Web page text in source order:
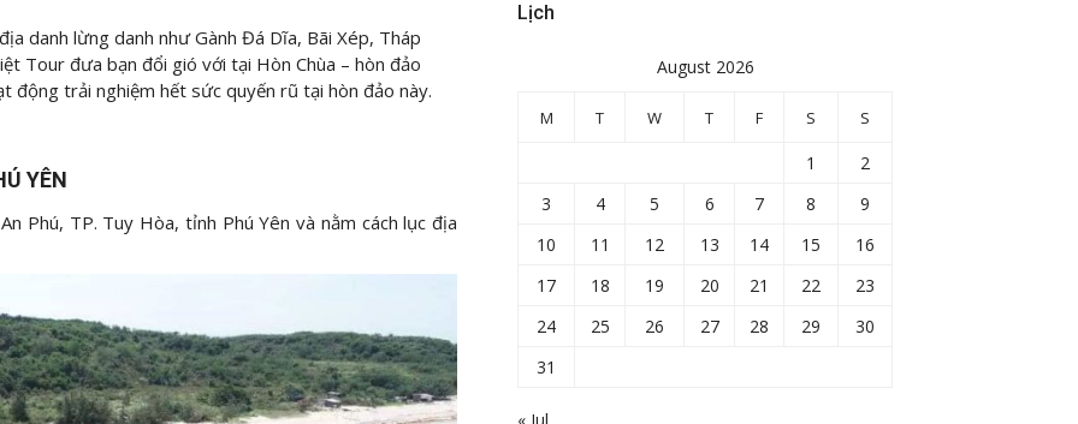
danh lừng danh như Gành Đá Dĩa, Bãi Xép, Tháp
Tour đưa bạn đổi gió với tại Hòn Chùa – hòn đảo
động trải nghiệm hết sức quyến rũ tại hòn đảo này.
YÊN
Phú, TP. Tuy Hòa, tỉnh Phú Yên và nằm cách lục địa
Lịch
August 2026
M T W T F S S
1
2
3
4 5 6 7 8
9
10
11 12 13 14 15
16
17
18 19 20 21 22
23
24
25 26 27 28 29
30
31